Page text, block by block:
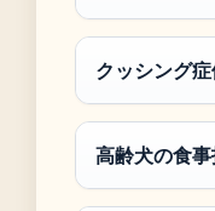
クッシング
高齢犬の食